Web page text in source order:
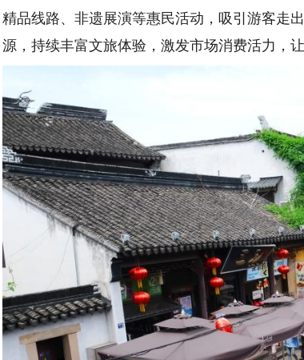
精品线路、非遗展演等惠民活动，吸引游客走
源，持续丰富文旅体验，激发市场消费活力，